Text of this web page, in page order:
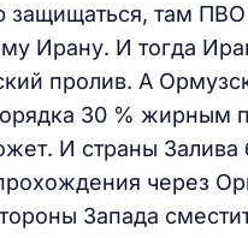
там
Ирану. И тогда
пролив. А
30 % жирным
И страны
через
Запада